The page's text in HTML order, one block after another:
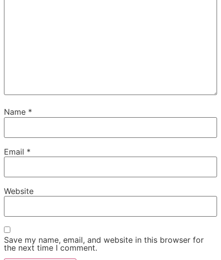
Name *
Email *
Website
Save my name, email, and website in this browser for
the next time I comment.